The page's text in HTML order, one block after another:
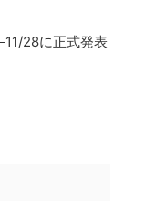
11/28に正式発表